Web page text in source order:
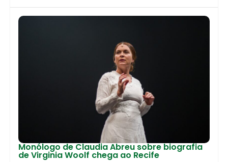
Monólogo de Claudia Abreu sobre biografia
de Virginia Woolf chega ao Recife